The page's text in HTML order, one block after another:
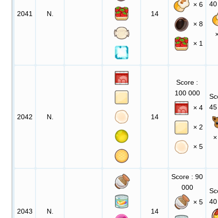
2041 N. 14
× 6
× 8
× 1
2042 N. 14
Score :
100 000
× 4
× 2
× 5
2043 N. 14
Score : 90
000
× 5